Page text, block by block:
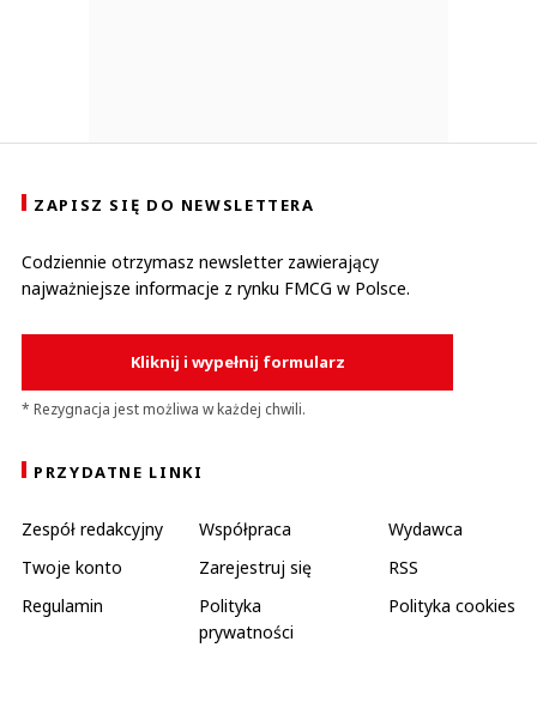
ZAPISZ SIĘ DO NEWSLETTERA
Codziennie otrzymasz newsletter zawierający
najważniejsze informacje z rynku FMCG w Polsce.
Kliknij i wypełnij formularz
* Rezygnacja jest możliwa w każdej chwili.
PRZYDATNE LINKI
Zespół redakcyjny Współpraca
Wydawca
Twoje konto
Zarejestruj się
RSS
Regulamin
Polityka
prywatności
Polityka cookies